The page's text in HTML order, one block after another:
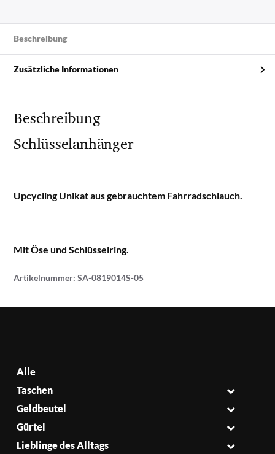
Beschreibung
Zusätzliche Informationen
Beschreibung
Schlüsselanhänger
Upcycling Unikat aus gebrauchtem Fahrradschlauch.
Mit Öse und Schlüsselring.
Artikelnummer:SA-0819014S-05
Alle
Taschen
Geldbeutel
Gürtel
Lieblinge des Alltags